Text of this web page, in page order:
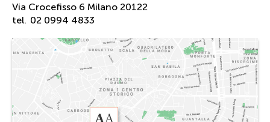
Via Crocefisso 6 Milano 20122
tel. 02 0994 4833